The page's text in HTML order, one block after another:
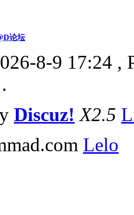
论坛
8-9 17:24 ,
Discuz! X2.5
Lelo